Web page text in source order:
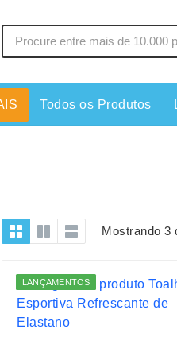
Executivos
Todos os Produtos
Mostrando 3
LANÇAMENTOS